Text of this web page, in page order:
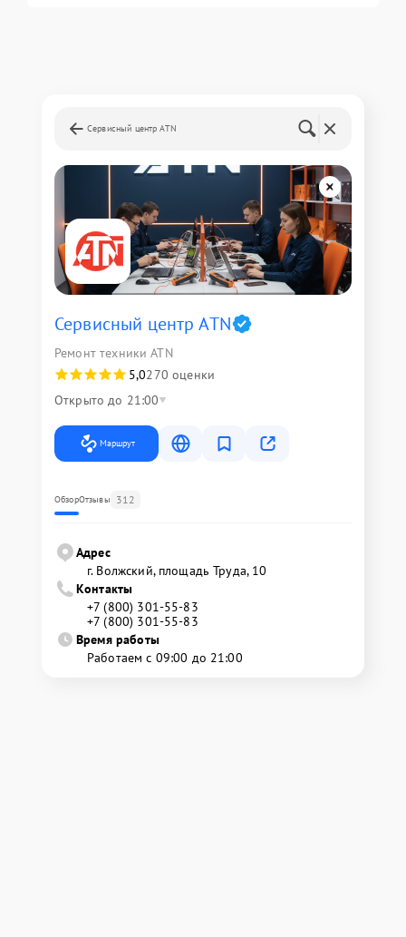
Сервисный центр ATN
Сервисный центр ATN
Ремонт техники ATN
5,0270 оценки
Открыто до 21:00
Маршрут
ОбзорОтзывы 312
Адрес
г. Волжский, площадь Труда, 10
Контакты
+7 (800) 301-55-83
+7 (800) 301-55-83
Время работы
Работаем с 09:00 до 21:00